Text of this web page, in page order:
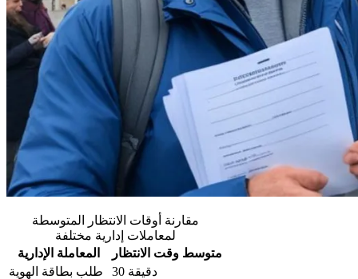
مقارنة أوقات الانتظار المتوسطة
لمعاملات إدارية مختلفة
المعاملة الإدارية
متوسط وقت الانتظار
طلب بطاقة الهوية
30 دقيقة